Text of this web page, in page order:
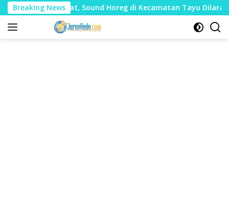
Langsung
ke
konten
Breaking News
Sound Horeg di Kecamatan Tayu Dilarang